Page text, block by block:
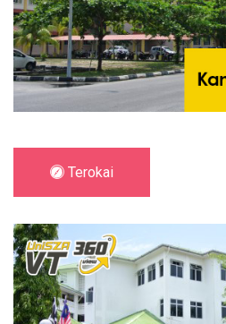
Terokai